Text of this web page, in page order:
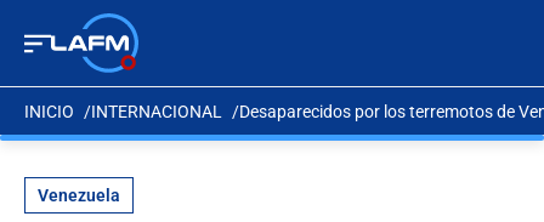
INICIO INTERNACIONAL Desaparecidos por los terremotos de
Venezuela